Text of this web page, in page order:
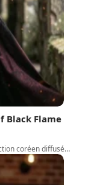
Black Flame
coréen diffusé…